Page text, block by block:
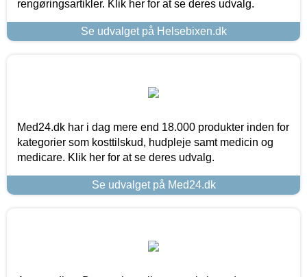
rengøringsartikler. Klik her for at se deres udvalg.
Se udvalget på Helsebixen.dk
Med24.dk har i dag mere end 18.000 produkter inden for
kategorier som kosttilskud, hudpleje samt medicin og
medicare. Klik her for at se deres udvalg.
Se udvalget på Med24.dk